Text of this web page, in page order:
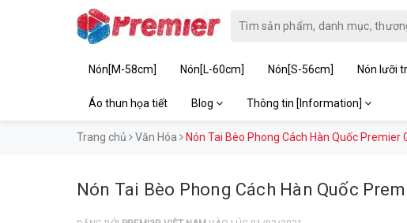
Nón[M-58cm] Nón[L-60cm] Nón[S-56cm] Nón lưỡi
Áo thun họa tiết Blog Thông tin [Information]
Trang chủ Văn Hóa Nón Tai Bèo Phong Cách Hàn Quốc Premier
Nón Tai Bèo Phong Cách Hàn Quốc